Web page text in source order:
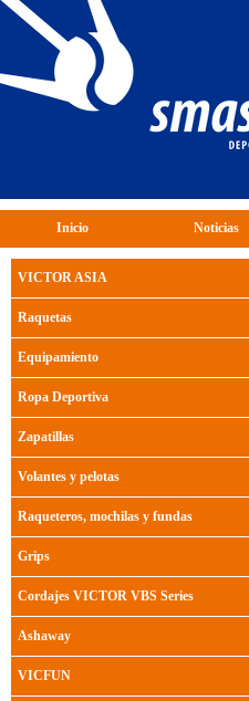
Inicio Noticias
VICTOR ASIA
Raquetas
Equipamiento
Ropa Deportiva
Zapatillas
Volantes y pelotas
Raqueteros, mochilas y fundas
Grips
Cordajes VICTOR VBS Series
Ashaway
VICFUN